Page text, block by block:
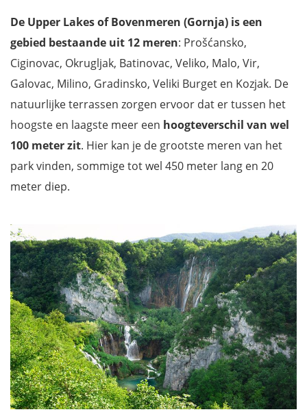
De Korana Rivier
Het Kozjak meer
Welke ingang kies je best + kaartje?
Praktische informatie voor je bezoek
Openingsuren van het Plitvice Meren Nationaal Park
Toegangsprijzen Plitvice Meren
Tickets kopen Plitvice meren (verplicht online)
Hoe wachtrijen vermijden in Plitvice Meren?
Hoe bereik je Plitvice Meren National Park?
Waar overnachten in Plitvice Lakes National Park?
Filmpje van de Plitvice Meren Kroatië
Mis niets tijdens je vakantie in Kroatië met onze reisgids
De Upper Lakes of Bovenmeren (Gornja) is een
gebied bestaande uit 12 meren: Prošćansko,
Ciginovac, Okrugljak, Batinovac, Veliko, Malo, Vir,
Galovac, Milino, Gradinsko, Veliki Burget en Kozjak. De
natuurlijke terrassen zorgen ervoor dat er tussen het
hoogste en laagste meer een hoogteverschil van wel
100 meter zit. Hier kan je de grootste meren van het
park vinden, sommige tot wel 450 meter lang en 20
meter diep.